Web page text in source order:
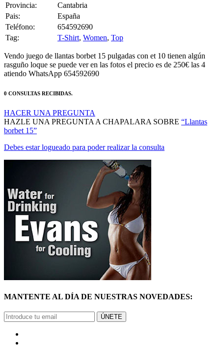
Provincia:
Cantabria
Pais:
España
Teléfono:
654592690
Tag:
T-Shirt, Women, Top
Vendo juego de llantas borbet 15 pulgadas con et 10 tienen algún
rasguño loque se puede ver en las fotos el precio es de 250€ las 4
atiendo WhatsApp 654592690
0 CONSULTAS RECIBIDAS.
HACER UNA PREGUNTA
HAZLE UNA PREGUNTA A CHAPALARA SOBRE “Llantas
borbet 15”
Debes estar logueado para poder realizar la consulta
MANTENTE AL DÍA DE NUESTRAS NOVEDADES:
ÚNETE